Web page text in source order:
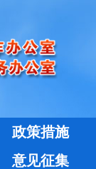
政策措施
意见征集